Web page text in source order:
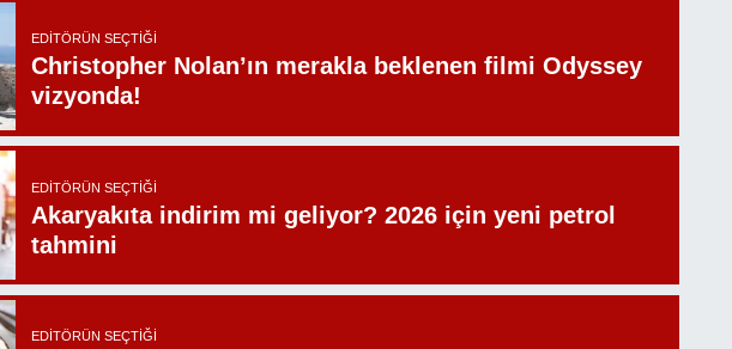
EDITÖRÜN SEÇTIĞI
Christopher Nolan’ın merakla beklenen filmi Odyssey
vizyonda!
EDITÖRÜN SEÇTIĞI
Akaryakıta indirim mi geliyor? 2026 için yeni petrol
tahmini
EDITÖRÜN SEÇTIĞI